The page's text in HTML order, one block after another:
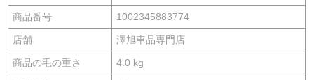
商品番号 1002345883774
店舗 澤旭車品専門店
商品の毛の重さ 4.0 kg